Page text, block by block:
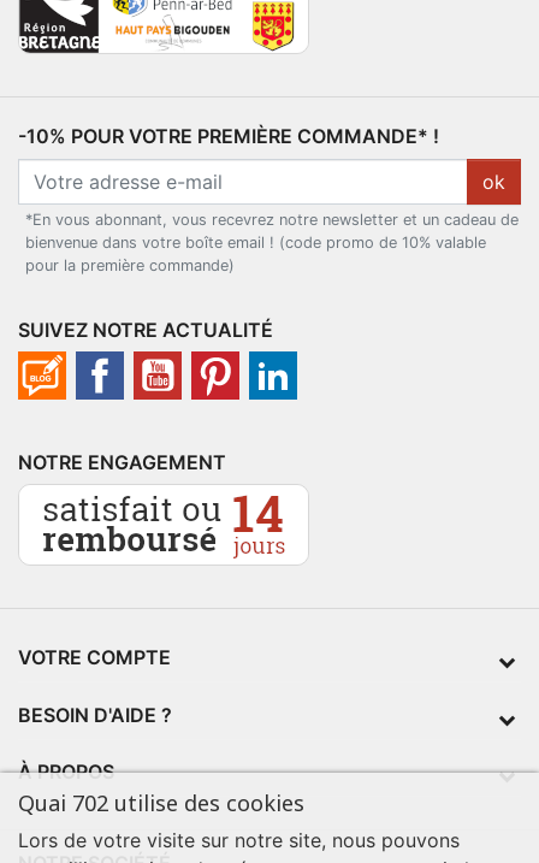
-10% POUR VOTRE PREMIÈRE COMMANDE* !
ok
*En vous abonnant, vous recevrez notre newsletter et un cadeau de
bienvenue dans votre boîte email ! (code promo de 10% valable
pour la première commande)
SUIVEZ NOTRE ACTUALITÉ
NOTRE ENGAGEMENT
VOTRE COMPTE
BESOIN D'AIDE ?
À PROPOS
Quai 702 utilise des cookies
Lors de votre visite sur notre site, nous pouvons